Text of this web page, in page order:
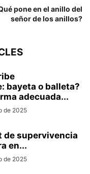
pone en el anillo del
señor de los anillos?
bayeta o balleta?
adecuada...
de 2025
de supervivencia
en...
de 2025